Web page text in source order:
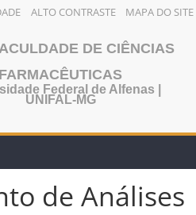
ALTO CONTRASTE MAPA DO SITE
DE CIÊNCIAS
FARMACÊUTICAS
Federal de Alfenas |
UNIFAL-MG
de Análises